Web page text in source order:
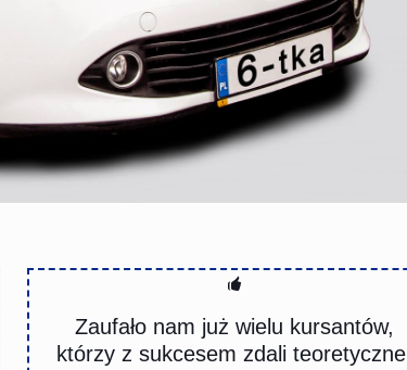
Zaufało nam już wielu kursantów,
którzy z sukcesem zdali teoretyczne